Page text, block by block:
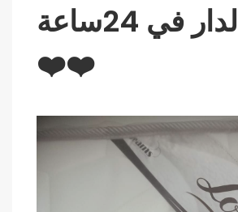
الدار في 24ساعة ❤️❤️
❤️❤️